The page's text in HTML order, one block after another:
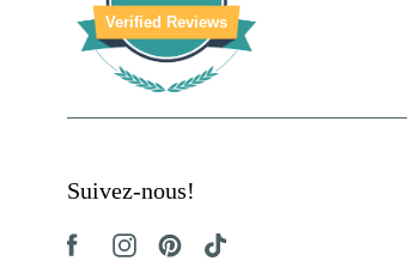
Verified Reviews
Suivez-nous!